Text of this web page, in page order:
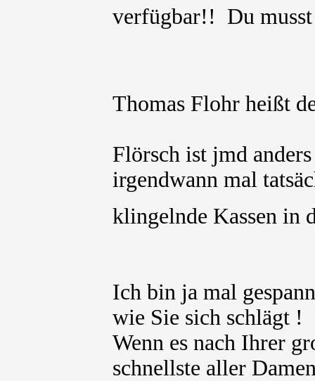
verfügbar!! Du
Thomas Flohr heißt
Flörsch ist jmd
irgendwann mal
klingelnde Kassen in
Ich bin ja mal
wie Sie sich schlägt !
Wenn es nach Ihrer
schnellste aller